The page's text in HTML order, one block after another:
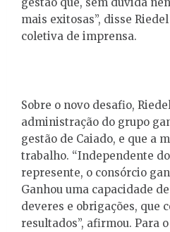
mais exitosas”, disse
coletiva de imprensa.
Sobre o novo desafio,
administração do grupo
gestão de Caiado, e que a
trabalho. “Independente
represente, o consórcio
Ganhou uma capacidade
deveres e obrigações, que
resultados”, afirmou. Para